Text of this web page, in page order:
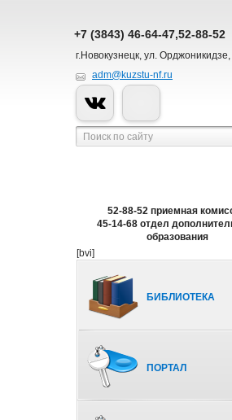
+7 (3843) 46-64-47,52-88-52
г.Новокузнецк, ул.
adm@kuzstu-nf.ru
52-88-52 приемная
45-14-68 отдел
образования
[bvi]
БИБЛИОТЕКА
ПОРТАЛ